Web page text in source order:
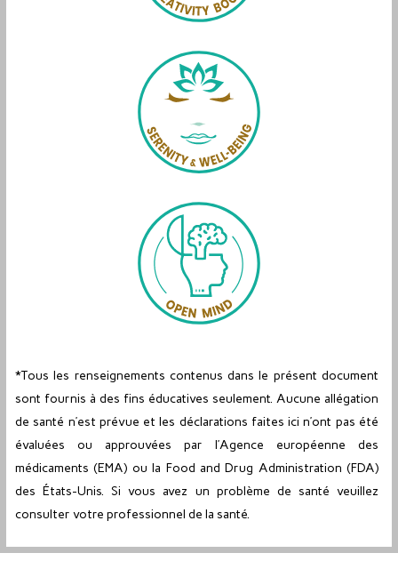
*Tous les renseignements contenus dans le présent document
sont fournis à des fins éducatives seulement. Aucune allégation
de santé n’est prévue et les déclarations faites ici n’ont pas été
évaluées ou approuvées par l’Agence européenne des
médicaments (EMA) ou la Food and Drug Administration (FDA)
des États-Unis. Si vous avez un problème de santé veuillez
consulter votre professionnel de la santé.